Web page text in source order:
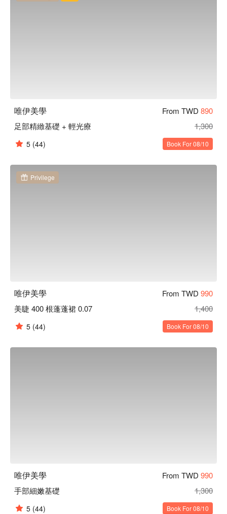
唯伊美學 From TWD 890
足部精緻基礎 + 輕光療
1,300
5 (44) Book For 08/10
Privilege
唯伊美學 From TWD 990
美睫 400 根蓬蓬裙 0.07
1,400
5 (44) Book For 08/10
唯伊美學 From TWD 990
手部細嫩基礎
1,300
5 (44) Book For 08/10